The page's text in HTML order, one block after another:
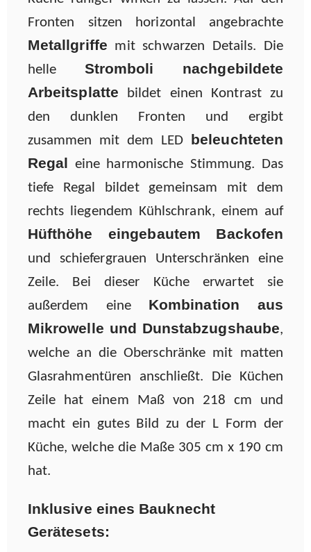
Fronten sitzen horizontal angebrachte
Metallgriffe mit schwarzen Details. Die
helle Stromboli nachgebildete
Arbeitsplatte bildet einen Kontrast zu
den dunklen Fronten und ergibt
zusammen mit dem LED beleuchteten
Regal eine harmonische Stimmung. Das
tiefe Regal bildet gemeinsam mit dem
rechts liegendem Kühlschrank, einem auf
Hüfthöhe eingebautem Backofen
und schiefergrauen Unterschränken eine
Zeile. Bei dieser Küche erwartet sie
außerdem eine Kombination aus
Mikrowelle und Dunstabzugshaube,
welche an die Oberschränke mit matten
Glasrahmentüren anschließt. Die Küchen
Zeile hat einem Maß von 218 cm und
macht ein gutes Bild zu der L Form der
Küche, welche die Maße 305 cm x 190 cm
hat.
Inklusive eines Bauknecht
Gerätesets: